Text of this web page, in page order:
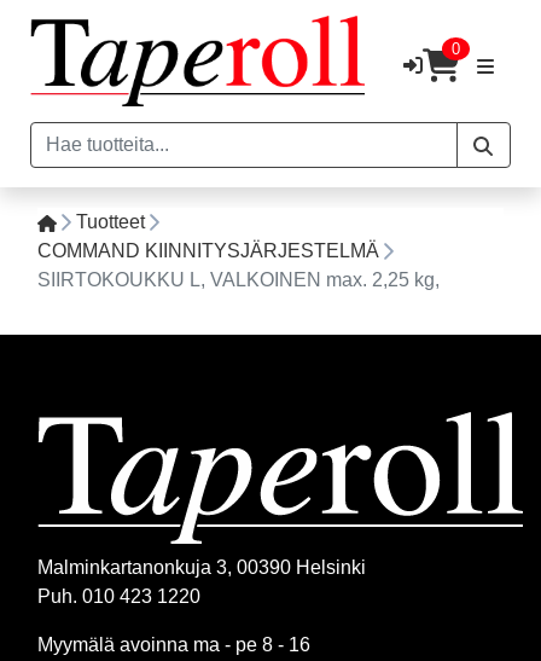
0
Tuotteet
COMMAND KIINNITYSJÄRJESTELMÄ
SIIRTOKOUKKU L, VALKOINEN max. 2,25 kg,
Malminkartanonkuja 3, 00390 Helsinki
Puh. 010 423 1220
Myymälä avoinna ma - pe 8 - 16